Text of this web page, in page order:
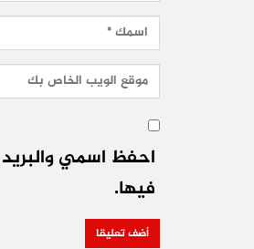
احفظ اسمي والبريد
فيها.